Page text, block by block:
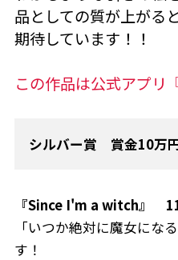
品としての質が上がる
期待しています！！
この作品は公式アプリ
シルバー賞 賞金10万
『Since I'm a witch』
「いつか絶対に魔女にな
す！